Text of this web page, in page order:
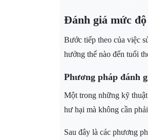
Đánh giá mức
Bước tiếp theo của việc
hưởng thế nào đến tuổi
Phương pháp đánh
Một trong những kỹ
hư hại mà không cần
Sau đây là các phương